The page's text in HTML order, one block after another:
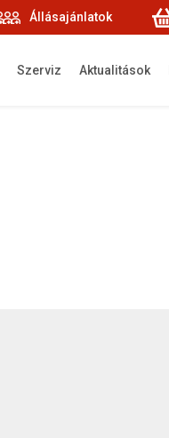
Állásajánlatok
Szerviz Aktualitások